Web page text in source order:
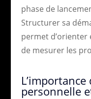
phase de
Structurer sa
permet
de mesurer les
personnelle